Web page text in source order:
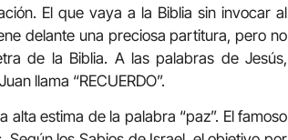
El que vaya a la Biblia sin invocar al
delante una preciosa partitura, pero no
de la Biblia. A las palabras de Jesús,
llama “RECUERDO”.
alta estima de la palabra “paz”. El famoso